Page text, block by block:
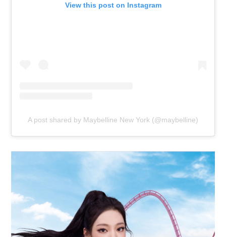
View this post on Instagram
A post shared by Maybelline New York (@maybelline)